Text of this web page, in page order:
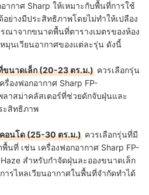
ากาศ Sharp ให้เหมาะกับพื้นที่การใช้
อย่างมีประสิทธิภาพโดยไม่ทำให้เปลือง
ณาจากขนาดพื้นที่ตารางเมตรของห้อง
มุนเวียนอากาศของแต่ละรุ่น ดังนี้
นาดเล็ก (20-23 ตร.ม.) ควรเลือกรุ่น
ครื่องฟอกอากาศ Sharp FP-
าสม่าคลัสเตอร์ที่ช่วยดักจับฝุ่นและ
ะสิทธิภาพ
อนโด (25-30 ตร.ม.) ควรเลือกรุ่นที่มี
พื้นที่ เช่น เครื่องฟอกอากาศ Sharp FP-
สำหรับกำจัดฝุ่นละอองขนาดเล็ก
ารไหลเวียนอากาศในพื้นที่จำกัดทำได้